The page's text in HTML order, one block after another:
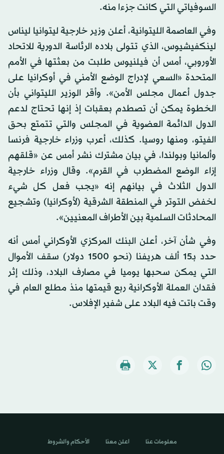
السوفياتي التي كانت جزءا منه.
وفي العاصمة الليتوانية، أعلن وزير خارجية ليتوانيا ليناس
لينكفيشيوس، الذي تتولى بلاده الرئاسة الدورية للاتحاد
الأوروبي، أمس أن فيلنيوس طلبت من بعثتها في الأمم
المتحدة «السعي لإدراج الوضع الأمني في أوكرانيا على
جدول أعمال مجلس الأمن». وأقر الوزير الليتواني بأن
الخطوة يمكن أن تصطدم بعقبات إذ إنها تحتاج لدعم
الدول الدائمة العضوية في المجلس والتي تتمتع بحق
الفيتو، ومنها روسيا. كذلك، أعرب وزراء خارجية فرنسا
وألمانيا وبولندا، في بيان مشترك نشر أمس عن «قلقهم
إزاء الوضع المضطرب في القرم». وقال وزراء خارجية
الدول الثلاث في بيانهم إنه «يجب فعل كل شيء
لخفض التوتر في المنطقة الشرقية (لأوكرانيا) وتشجيع
المحادثات السلمية بين الأطراف المعنيين».
وفي شأن آخر، أعلن البنك المركزي الأوكراني أمس أنه
حدد بـ15 ألف هريفنا (نحو 1500 دولار) سقف الأموال
التي يمكن سحبها يوميا في مصارف البلاد، وذلك إثر
فقدان العملة الأوكرانية ربع قيمتها منذ مطلع العام في
وقت باتت فيه البلاد على شفير الإفلاس.
معلومات عنا اعلن معنا الأحكام والشروط